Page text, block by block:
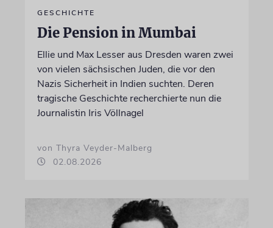
GESCHICHTE
Die Pension in Mumbai
Ellie und Max Lesser aus Dresden waren zwei
von vielen sächsischen Juden, die vor den
Nazis Sicherheit in Indien suchten. Deren
tragische Geschichte recherchierte nun die
Journalistin Iris Völlnagel
von Thyra Veyder-Malberg
02.08.2026